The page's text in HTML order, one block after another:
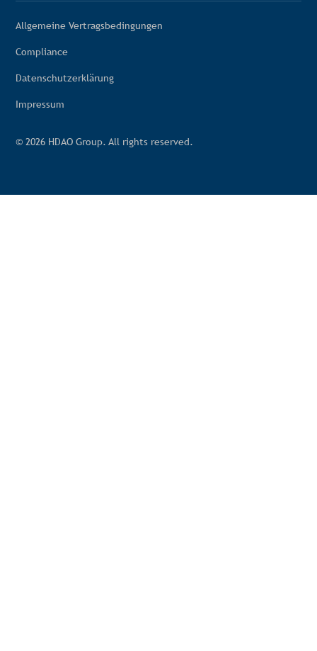
© 2026 HDAO Group. All rights reserved.
Allgemeine Vertragsbedingungen
Compliance
Datenschutzerklärung
Impressum